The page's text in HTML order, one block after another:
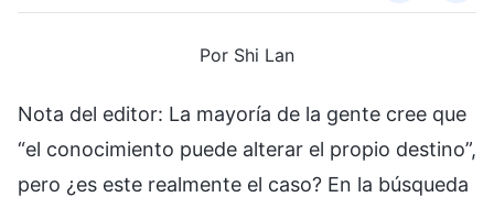
Por Shi Lan
Nota del editor: La mayoría de la gente cree que
“el conocimiento puede alterar el propio destino”,
pero ¿es este realmente el caso? En la búsqueda